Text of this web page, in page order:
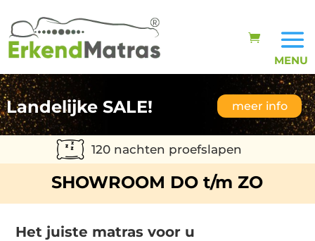
Landelijke SALE! meer info
120 nachten proefslapen
SHOWROOM DO t/m ZO
Het juiste matras voor u